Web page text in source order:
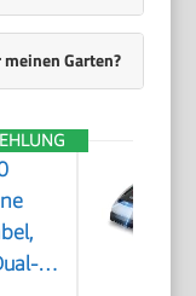
Garten?
KI-